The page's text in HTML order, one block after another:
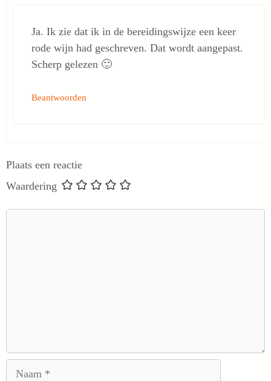
Ja. Ik zie dat ik in de bereidingswijze een keer
rode wijn had geschreven. Dat wordt aangepast.
Scherp gelezen 🙂
Beantwoorden
Plaats een reactie
Waardering